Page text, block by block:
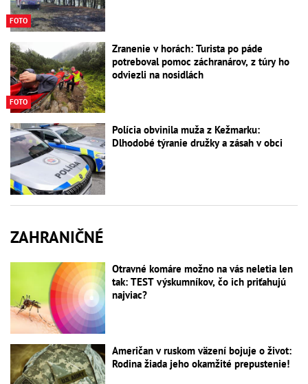
FOTO
FOTO
Zranenie v horách: Turista po páde
potreboval pomoc záchranárov, z túry ho
odviezli na nosidlách
Polícia obvinila muža z Kežmarku:
Dlhodobé týranie družky a zásah v obci
ZAHRANIČNÉ
Otravné komáre možno na vás neletia len
tak: TEST výskumníkov, čo ich priťahujú
najviac?
Američan v ruskom väzení bojuje o život:
Rodina žiada jeho okamžité prepustenie!